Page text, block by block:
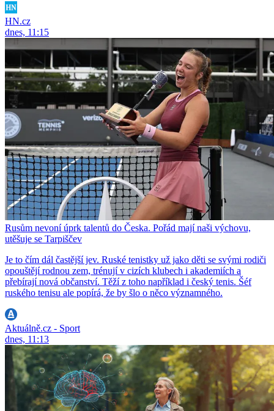
HN.cz
dnes, 11:15
Rusům nevoní úprk talentů do Česka. Pořád mají naši výchovu,
utěšuje se Tarpiščev
Je to čím dál častější jev. Ruské tenistky už jako děti se svými rodiči
opouštějí rodnou zem, trénují v cizích klubech i akademiích a
přebírají nová občanství. Těží z toho například i český tenis. Šéf
ruského tenisu ale popírá, že by šlo o něco významného.
Aktuálně.cz - Sport
dnes, 11:13